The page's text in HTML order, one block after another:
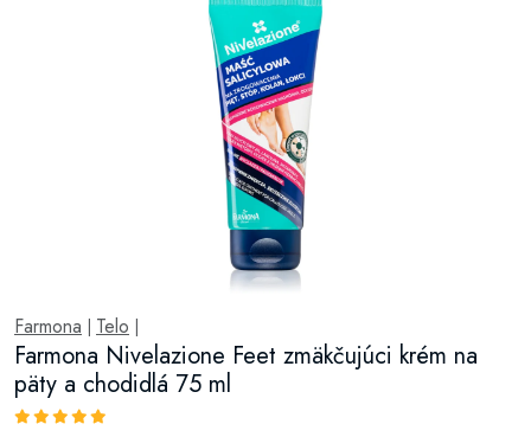
Farmona Telo
Farmona Nivelazione Feet zmäkčujúci krém na
päty a chodidlá 75 ml